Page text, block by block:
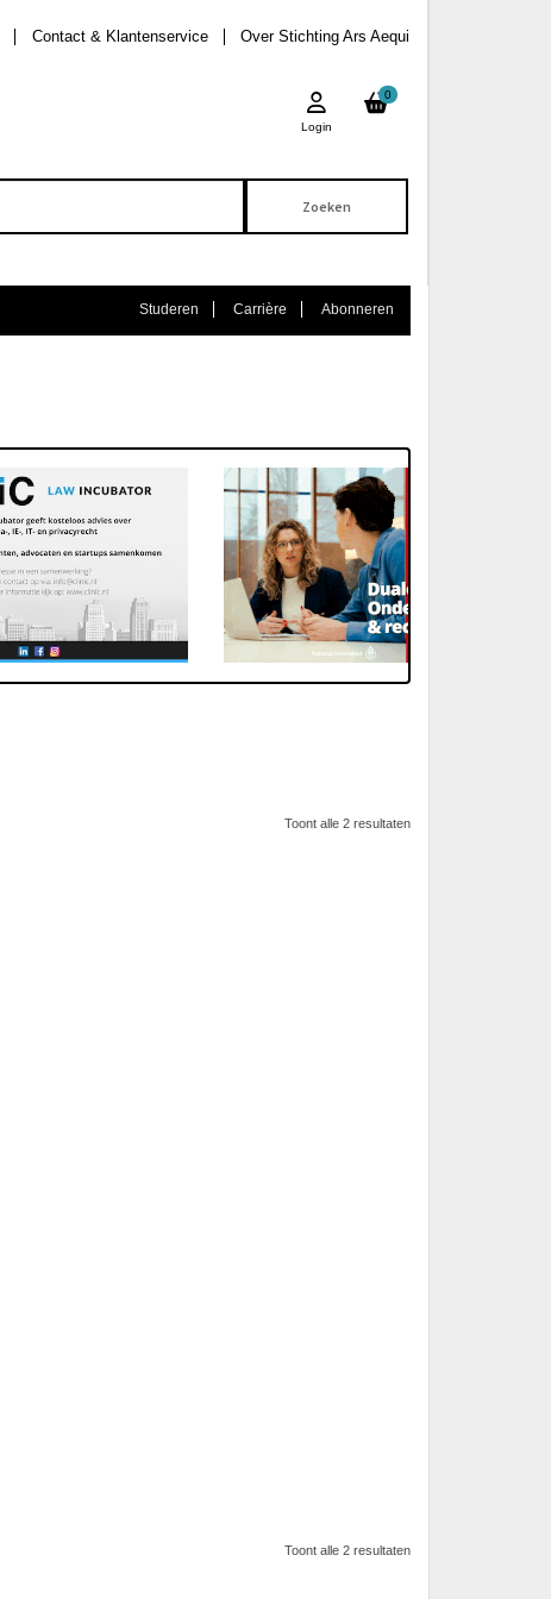
Over Stichting Ars Aequi
Contact & Klantenservice
0
Login
Studeren Carrière Abonneren
Toont alle 2 resultaten
Toont alle 2 resultaten